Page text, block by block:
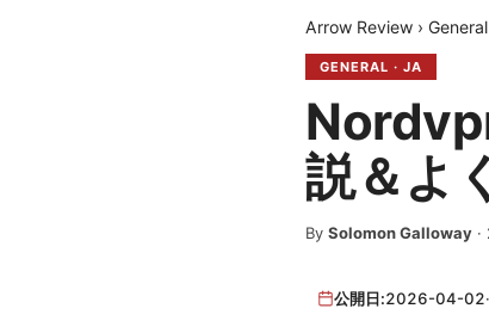
Arrow Review › General
GENERAL · JA
説＆よ
By Solomon Galloway ·
公開日:2026-04-02